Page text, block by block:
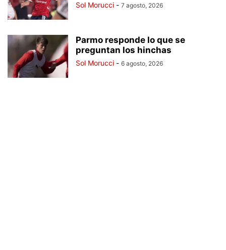
Sol Morucci - 7 agosto, 2026
Parmo responde lo que se
preguntan los hinchas
Sol Morucci - 6 agosto, 2026